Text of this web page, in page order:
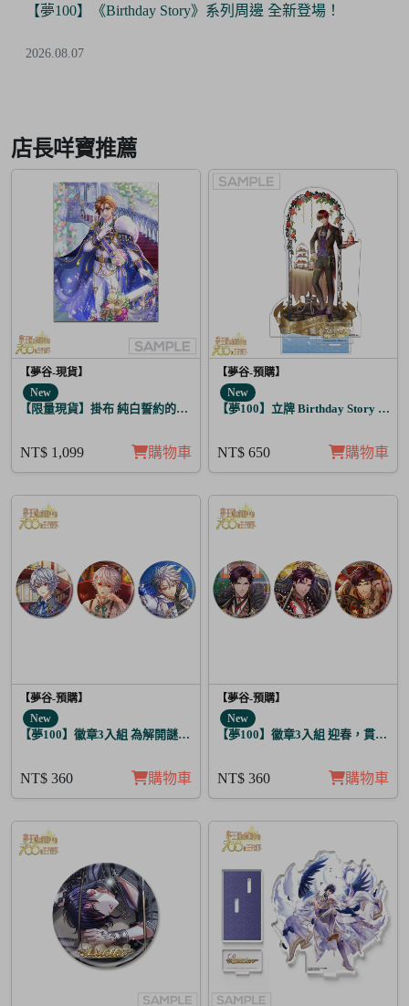
【夢100】《Birthday Story》系列周邊 全新登場！
2026.08.07
6
店長咩寶推薦
【夢谷-現貨】
New
【限量現貨】掛布 純白誓約的花之婚禮 布里特芬
NT$ 1,099 購物車
【夢谷-預購】
New
【夢100】立牌 Birthday Story 哈茲
NT$ 650 購物車
【夢谷-預購】
New
【夢100】徽章3入組 為解開謎題的妳施加愛的魔法 修尼
NT$ 360 購物車
【夢谷-預購】
New
【夢100】徽章3入組 迎春，貫徹仁
NT$ 360 購物車